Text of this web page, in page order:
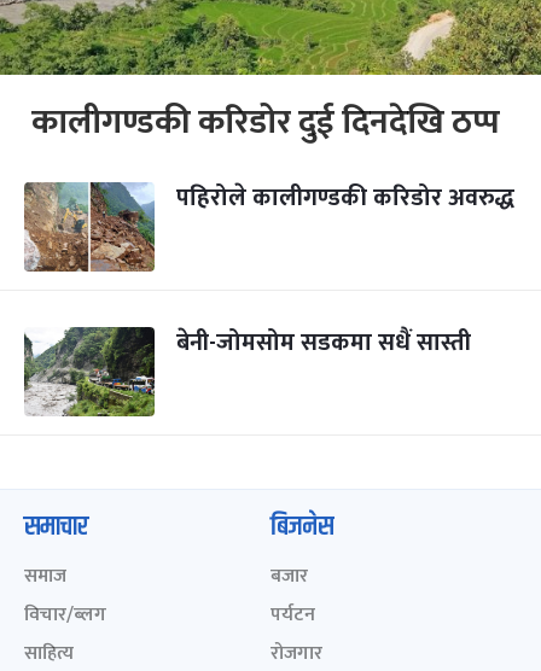
कालीगण्डकी करिडोर दुई दिनदेखि ठप्प
पहिरोले कालीगण्डकी करिडोर अवरुद्ध
बेनी-जोमसोम सडकमा सधैं सास्ती
समाचार
समाज
विचार/ब्लग
साहित्य
बिजनेस
बजार
पर्यटन
रोजगार